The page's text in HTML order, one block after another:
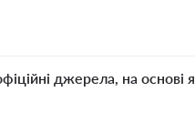
джерела, на основі